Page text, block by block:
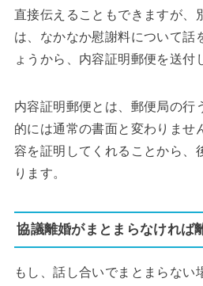
直接伝えることもできますが、
は、なかなか慰謝料について話
ょうから、内容証明郵便を送付
内容証明郵便とは、郵便局の行
的には通常の書面と変わりませ
容を証明してくれることから、
ります。
協議離婚がまとまらなければ
もし、話し合いでまとまらない